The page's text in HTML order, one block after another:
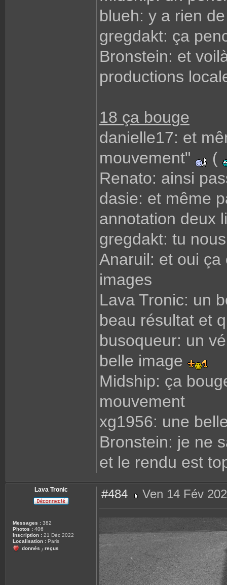
blueh: y a rien
gregdakt: ça
Bronstein: et
productions
18 ça bouge
danielle17: et
mouvement"
(
Renato: ainsi
dasie: et même
annotation deux
gregdakt: tu
Anaruil: et oui
images
Lava Tronic: un
beau résultat et
busoqueur: un
belle image
Midship: ça
mouvement
xg1956: une
Bronstein: je ne
et le rendu est
Lava Tronic
Messages : 382
Photos : 406
Inscription : 21 Déc 2022
Localisation : Paris
donnés / reçus
#484
e
s
e
Ven 14 Fév